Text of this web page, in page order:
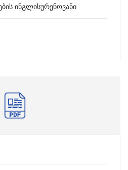
ინგლისურენოვანი
საკონსულტაციო ცხრილი